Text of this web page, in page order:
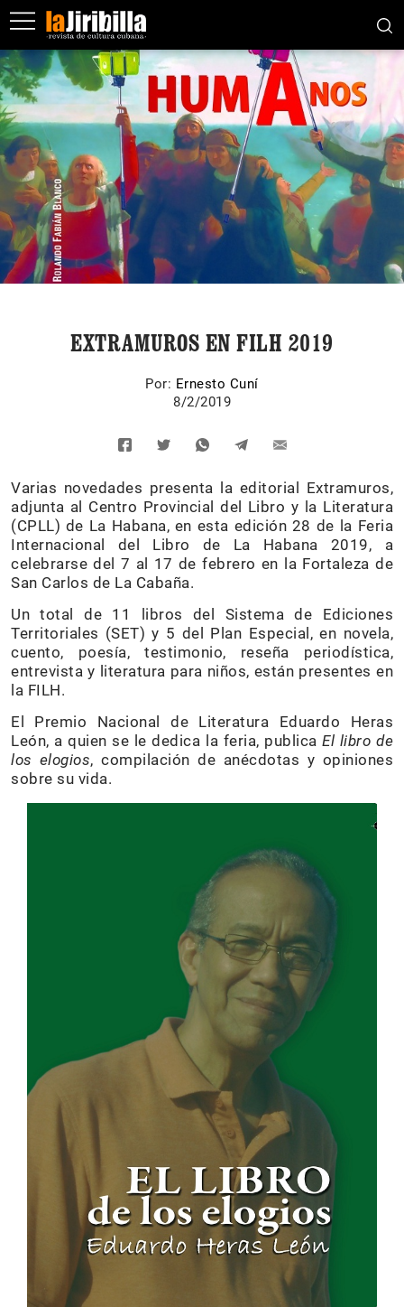
EXTRAMUROS EN FILH 2019
Por: Ernesto Cuní
8/2/2019
Varias novedades presenta la editorial Extramuros,
adjunta al Centro Provincial del Libro y la Literatura
(CPLL) de La Habana, en esta edición 28 de la Feria
Internacional del Libro de La Habana 2019, a
celebrarse del 7 al 17 de febrero en la Fortaleza de
San Carlos de La Cabaña.
Un total de 11 libros del Sistema de Ediciones
Territoriales (SET) y 5 del Plan Especial, en novela,
cuento, poesía, testimonio, reseña periodística,
entrevista y literatura para niños, están presentes en
la FILH.
El Premio Nacional de Literatura Eduardo Heras
León, a quien se le dedica la feria, publicaEl libro de
los elogios, compilación de anécdotas y opiniones
sobre su vida.